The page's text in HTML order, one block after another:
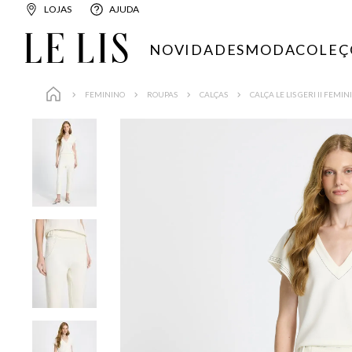
LOJAS AJUDA
NOVIDADESMODA
FEMININO ROUPAS CALÇAS CALÇA LE LIS GERI II